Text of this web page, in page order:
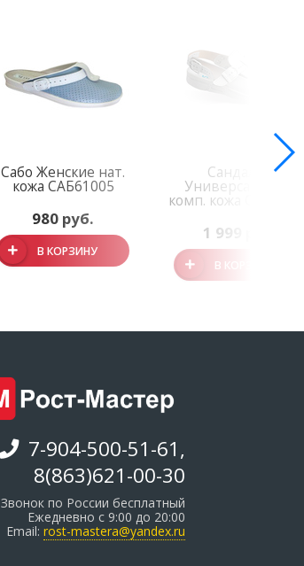
Сабо Женские нат.
кожа САБ61005
980 руб.
В КОРЗИНУ
Сандалии
Универсальные,
комп. кожа
1 999 руб.
В КОРЗИНУ
7-904-500-51-61,
8(863)621-00-30
Звонок по России бесплатный
Ежедневно с 9:00 до 20:00
Email:rost-mastera@yandex.ru